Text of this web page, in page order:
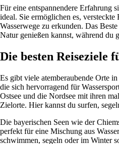
Für eine entspannendere Erfahrung
ideal. Sie ermöglichen es,
Wasserwege zu erkunden. Das
Natur genießen kannst, während du
Die besten Reiseziele
Es gibt viele atemberaubende Orte
die sich hervorragend für
Ostsee und die Nordsee mit ihren
Zielorte. Hier kannst du surfen,
Die bayerischen Seen wie der
perfekt für eine Mischung aus
schwimmen, segeln oder im Winter